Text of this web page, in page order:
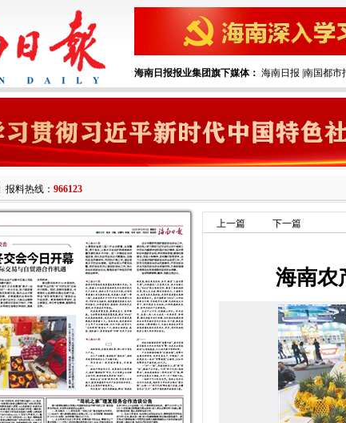
海南日报报业集团旗下媒体： 海南日报 南国都市
报料热线： 966123
上一篇 下一篇
海南农